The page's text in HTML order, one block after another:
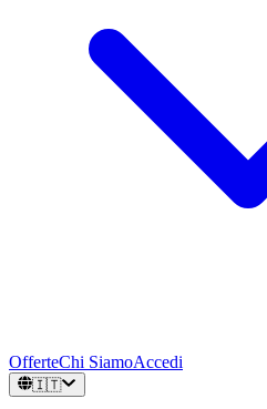
OfferteChi SiamoAccedi
🇮🇹